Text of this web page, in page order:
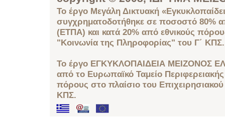
Το έργο Μεγάλη Δικτυακή
συγχρηματοδοτήθηκε σε ποσοστό 80%
(ΕΤΠΑ) και κατά 20% από εθνικούς
"Κοινωνία της Πληροφορίας" του Γ΄ ΚΠΣ.
Το έργο ΕΓΚΥΚΛΟΠΑΙΔΕΙΑ ΜΕΙΖΟΝΟΣ
από το Ευρωπαϊκό Ταμείο
πόρους στο πλαίσιο του
ΚΠΣ.